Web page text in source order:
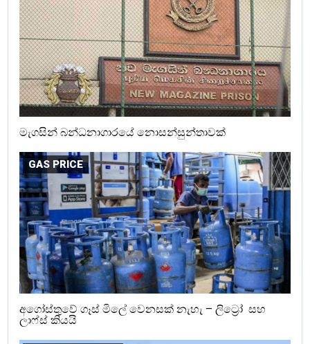
මැගසින් බන්ධනාගාරයේ නොසන්සුන්තාවක්
GAS PRICE
අගෝස්තුවේ ගෑස් මිලේ වෙනසක් නැහැ – ලිට්‍රෝ සහ
ලාෆ්ස් කියයි